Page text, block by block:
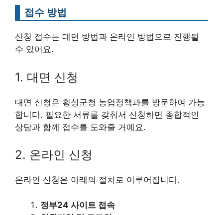
접수 방법
신청 접수는 대면 방법과 온라인 방법으로 진행될
수 있어요.
1. 대면 신청
대면 신청은 횡성군청 농업정책과를 방문하여 가능
합니다. 필요한 서류를 갖춰서 신청하면 종합적인
상담과 함께 접수를 도와줄 거예요.
2. 온라인 신청
온라인 신청은 아래의 절차로 이루어집니다.
정부24 사이트 접속